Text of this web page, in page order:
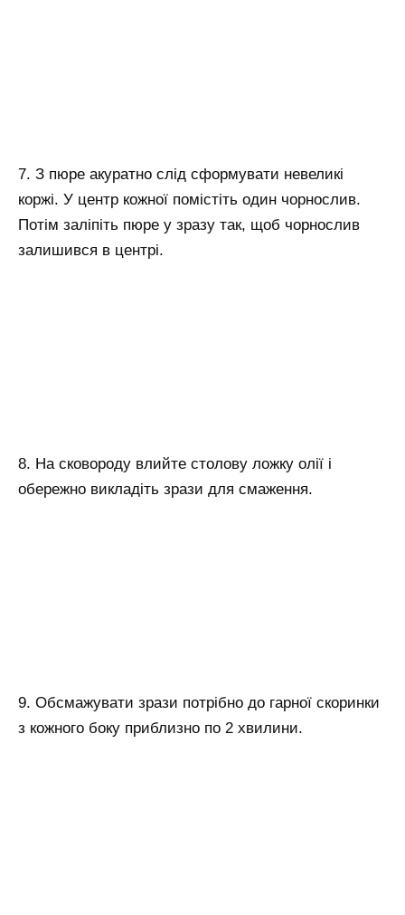
7. З пюре акуратно слід сформувати невеликі
коржі. У центр кожної помістіть один чорнослив.
Потім заліпіть пюре у зразу так, щоб чорнослив
залишився в центрі.
8. На сковороду влийте столову ложку олії і
обережно викладіть зрази для смаження.
9. Обсмажувати зрази потрібно до гарної скоринки
з кожного боку приблизно по 2 хвилини.